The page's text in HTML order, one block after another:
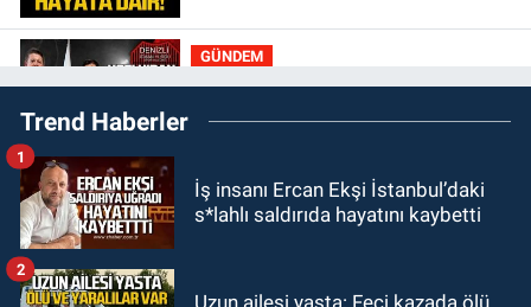
GÜNDEM
23:05Kozlu Belediyespor'dan
3.Lig'e transfer oldu
22:33Zonguldak TSO önemli
etkinliğe ev sahipliği yaptı
Trend Haberler
İş insanı Ercan Ekşi İstanbul’daki
s*lahlı saldırıda hayatını kaybetti
1
Uzun ailesi yasta: Feci kazada ölü
2